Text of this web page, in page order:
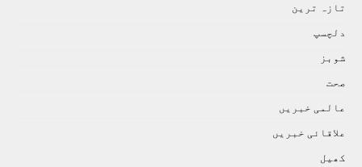
تازہ ترين
دلچسپ
شوبز
صحت
عالمی خبريں
علاقائی خبريں
کھيل